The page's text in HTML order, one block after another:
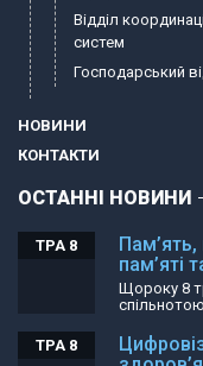
Відділ
систем
Господарський
НОВИНИ
КОНТАКТИ
ОСТАННІ НОВИНИ
пам’яті
ТРА 8
Щороку 8
ТРА 8